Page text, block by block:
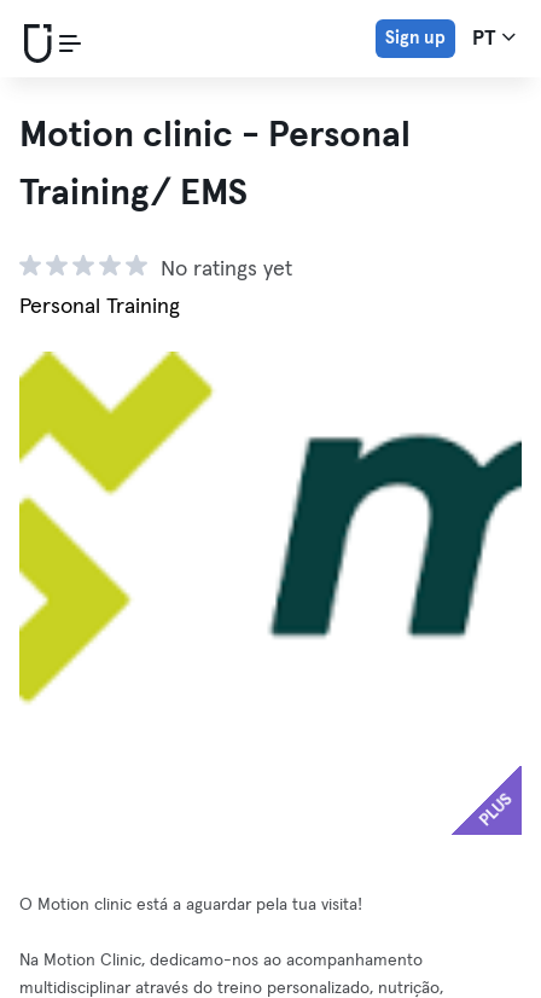
Sign up PT
Motion clinic - Personal
Training/ EMS
No ratings yet
Personal Training
PLUS
O Motion clinic está a aguardar pela tua visita!
Na Motion Clinic, dedicamo-nos ao acompanhamento
multidisciplinar através do treino personalizado, nutrição,